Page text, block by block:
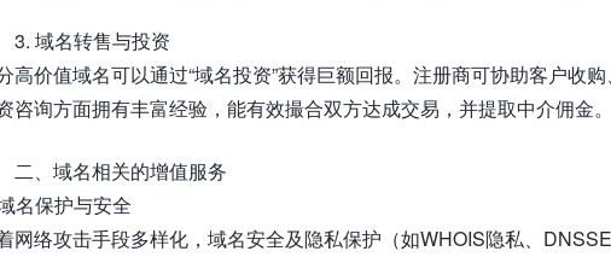
3. 域名转售与投资
高价值域名可以通过“域名投资”获得巨额回报。注册商可协助客户收
咨询方面拥有丰富经验，能有效撮合双方达成交易，并提取中介佣金。
二、域名相关的增值服务
名保护与安全
网络攻击手段多样化，域名安全及隐私保护（如WHOIS隐私、